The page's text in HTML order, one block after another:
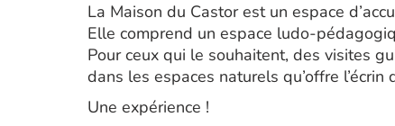
La Maison du Castor est un espace
Elle comprend un espace ludo-
Pour ceux qui le souhaitent, des visites
dans les espaces naturels qu’offre
Une expérience !